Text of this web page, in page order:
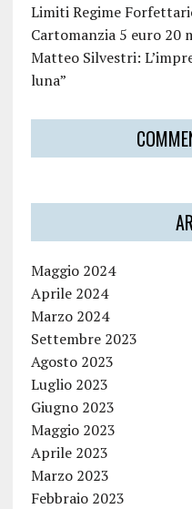
Limiti Regime
Cartomanzia 5 euro 20
Matteo Silvestri:
luna”
Maggio 2024
Aprile 2024
Marzo 2024
Settembre 2023
Agosto 2023
Luglio 2023
Giugno 2023
Maggio 2023
Aprile 2023
Marzo 2023
Febbraio 2023